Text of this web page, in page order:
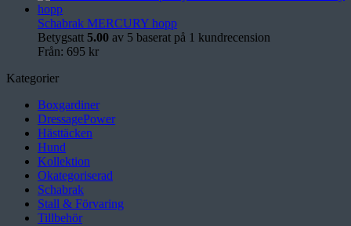
Schabrak MERCURY hopp
Betygsatt 5.00 av 5 baserat på 1 kundrecension
Från: 695 kr
Kategorier
Boxgardiner
DressagePower
Hästtäcken
Hund
Kollektion
Okategoriserad
Schabrak
Stall & Förvaring
Tillbehör